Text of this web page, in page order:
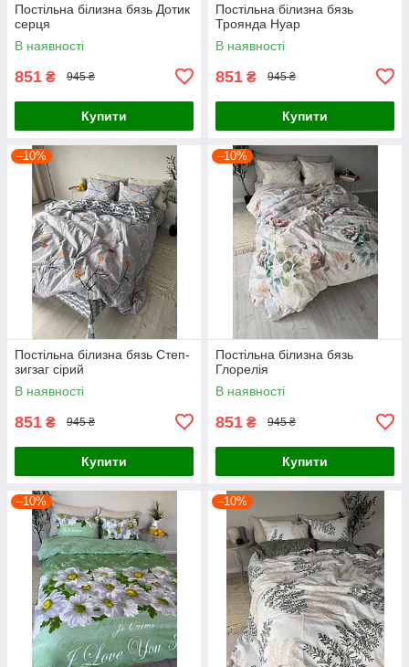
Постільна білизна бязь Дотик
серця
В наявності
851 ₴ 945 ₴
Купити
Постільна білизна бязь
Троянда Нуар
В наявності
851 ₴ 945 ₴
Купити
–10%
Постільна білизна бязь Степ-
зигзаг сірий
В наявності
851 ₴ 945 ₴
Купити
–10%
Постільна білизна бязь
Глорелія
В наявності
851 ₴ 945 ₴
Купити
–10% –10%